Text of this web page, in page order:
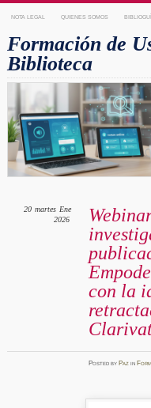
NOTA LEGAL QUIENES SOMOS
Formación de
Biblioteca
con la
20 martes Ene
2026
PostedbyPaz in